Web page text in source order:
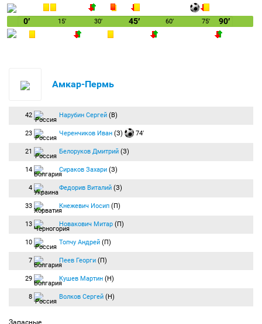
0′ 15′ 30′ 45′ 60′ 75′ 90′
Амкар-Пермь
42 Нарубин Сергей (В)
23 Черенчиков Иван (З) 74′
21 Белоруков Дмитрий (З)
14 Сираков Захари (З)
4 Федорив Виталий (З)
33 Кнежевич Иосип (П)
13 Новакович Митар (П)
10 Топчу Андрей (П)
7 Пеев Георги (П)
29 Кушев Мартин (Н)
8 Волков Сергей (Н)
Запасные